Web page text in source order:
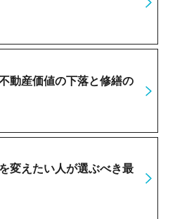
動産価値の下落と修繕の
変えたい人が選ぶべき最